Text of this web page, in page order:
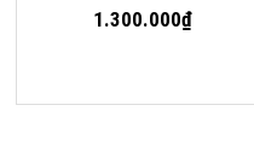
1.300.000₫